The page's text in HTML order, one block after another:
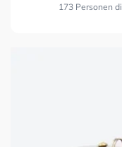
173 Personen